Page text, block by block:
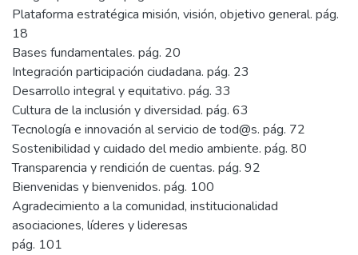
Plataforma estratégica misión, visión, objetivo general. pág.
18
Bases fundamentales. pág. 20
Integración participación ciudadana. pág. 23
Desarrollo integral y equitativo. pág. 33
Cultura de la inclusión y diversidad. pág. 63
Tecnología e innovación al servicio de tod@s. pág. 72
Sostenibilidad y cuidado del medio ambiente. pág. 80
Transparencia y rendición de cuentas. pág. 92
Bienvenidas y bienvenidos. pág. 100
Agradecimiento a la comunidad, institucionalidad
asociaciones, líderes y lideresas
pág. 101